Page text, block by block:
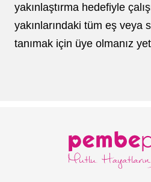
yakınlaştırma hedefiyle
yakınlarındaki tüm eş veya
tanımak için üye olmanız